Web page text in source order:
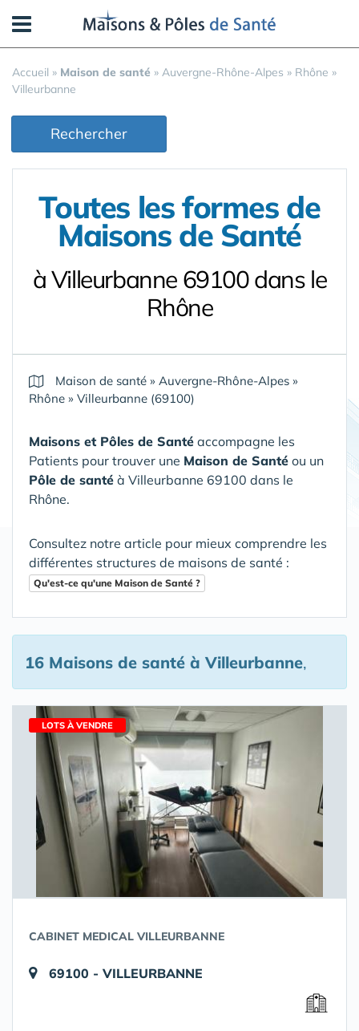
Accueil » Maison de santé » Auvergne-Rhône-Alpes » Rhône »
Villeurbanne
Rechercher
Toutes les formes de
Maisons de Santé
à Villeurbanne 69100 dans le
Rhône
Maison de santé » Auvergne-Rhône-Alpes »
Rhône » Villeurbanne (69100)
Maisons et Pôles de Santé accompagne les
Patients pour trouver une Maison de Santé ou un
Pôle de santé à Villeurbanne 69100 dans le
Rhône.
Consultez notre article pour mieux comprendre les
différentes structures de maisons de santé :
Qu'est-ce qu'une Maison de Santé ?
16 Maisons de santé à Villeurbanne,
LOTS À VENDRE
CABINET MEDICAL VILLEURBANNE
69100 - VILLEURBANNE
Panneau de gestion des cookies